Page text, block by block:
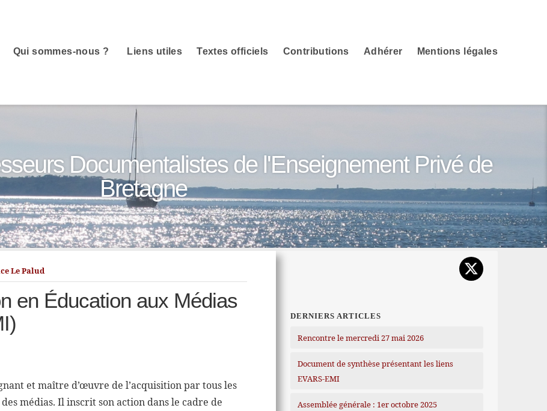
Qui sommes-nous ? Liens utiles Textes officiels Contributions Adhérer Mentions légales
Documentalistes de l'Enseignement Privé de
Bretagne
Le Palud
en Éducation aux Médias
et maître d’œuvre de l’acquisition par tous les
médias. Il inscrit son action dans le cadre de
DERNIERS ARTICLES
Rencontre le mercredi 27 mai 2026
Document de synthèse présentant les liens
EVARS-EMI
Assemblée générale : 1er octobre 2025